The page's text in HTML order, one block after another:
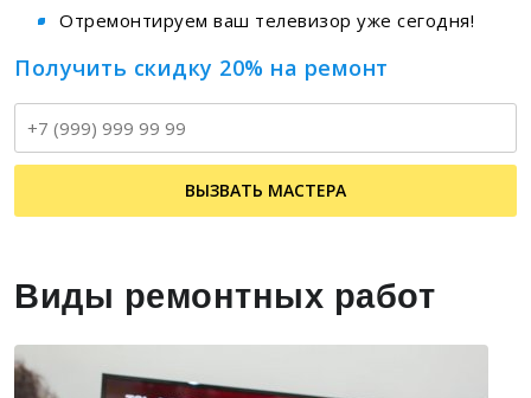
Отремонтируем ваш телевизор уже сегодня!
Получить скидку 20% на ремонт
ВЫЗВАТЬ МАСТЕРА
Виды ремонтных работ